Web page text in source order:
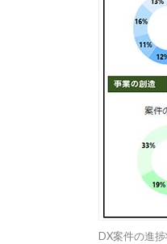
DX案件の進